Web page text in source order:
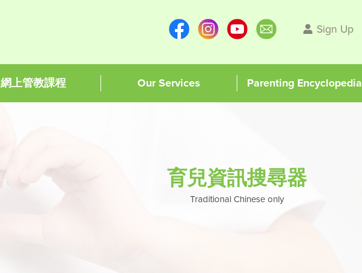
Sign Up
網上管教課程 Our Services Parenting Encyclopedia
育兒資訊搜尋器
Traditional Chinese only